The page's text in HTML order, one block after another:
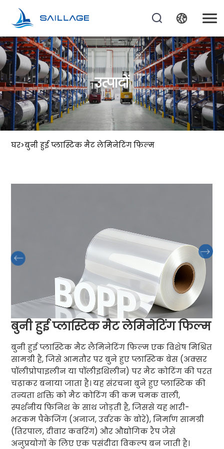
उत्पादों
घर>बुनी हुई प्लास्टिक मैट लेमिनेटिंग फिल्म
बुनी हुई प्लास्टिक मैट लेमिनेटिंग फिल्म
बुनी हुई प्लास्टिक मैट लैमिनेटिंग फिल्म एक विशेष मिश्रित
सामग्री है, जिसे आमतौर पर बुने हुए प्लास्टिक बेस (अक्सर
पॉलीप्रोपाइलीन या पॉलीइथिलीन) पर मैट कोटिंग की परत
चढ़ाकर बनाया जाता है। यह संरचना बुने हुए प्लास्टिक की
तन्यता शक्ति को मैट कोटिंग की कम चमक वाली,
स्पर्शनीय फिनिश के साथ जोड़ती है, जिससे यह भारी-
भरकम पैकेजिंग (अनाज, उर्वरक के बोरे), निर्माण सामग्री
(तिरपाल, दीवार कवरिंग) और औद्योगिक रैप जैसे
अनुप्रयोगों के लिए एक पसंदीदा विकल्प बन जाती है।